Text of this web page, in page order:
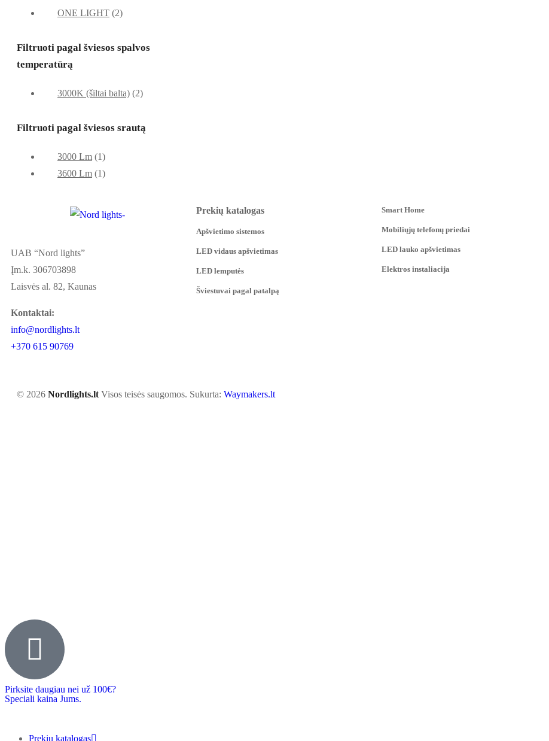
ONE LIGHT (2)
Filtruoti pagal šviesos spalvos
temperatūrą
3000K (šiltai balta) (2)
Filtruoti pagal šviesos srautą
3000 Lm (1)
3600 Lm (1)
UAB “Nord lights”
Įm.k. 306703898
Laisvės al. 82, Kaunas
Kontaktai:
info@nordlights.lt
+370 615 90769
Prekių katalogas
Apšvietimo sistemos
LED vidaus apšvietimas
LED lemputės
Šviestuvai pagal patalpą
Smart Home
Mobiliųjų telefonų priedai
LED lauko apšvietimas
Elektros instaliacija
© 2026 Nordlights.lt Visos teisės saugomos. Sukurta: Waymakers.lt
Pirksite daugiau nei už 100€?
Speciali kaina Jums.
Prekių katalogas